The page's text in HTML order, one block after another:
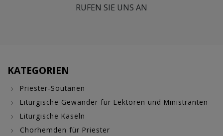
RUFEN SIE UNS AN
KATEGORIEN
Priester-Soutanen
Liturgische Gewänder für Lektoren und Ministranten
Liturgische Kaseln
Chorhemden für Priester